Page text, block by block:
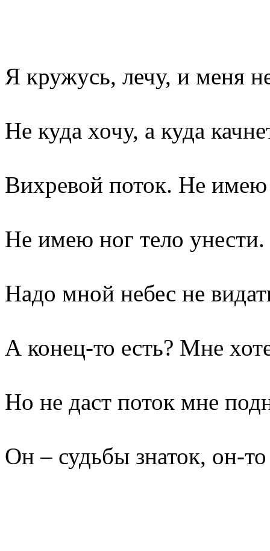
Я кружусь, лечу, и меня
Не куда хочу, а куда
Вихревой поток. Не имею
Не имею ног тело унести.
Надо мной небес не
А конец-то есть? Мне
Но не даст поток мне
Он – судьбы знаток, он-